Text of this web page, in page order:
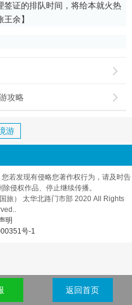
签证的排队时间，将给本就火热
余】

攻略 
游
若发现有侵略您著作权行为，请及时告
侵权作品、停止继续传播。
旅） 太华北路门市部 2020 All Rights
明
号-1
返回首页